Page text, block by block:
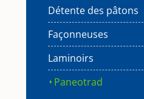
Détente des pâtons
Façonneuses
Laminoirs
Paneotrad